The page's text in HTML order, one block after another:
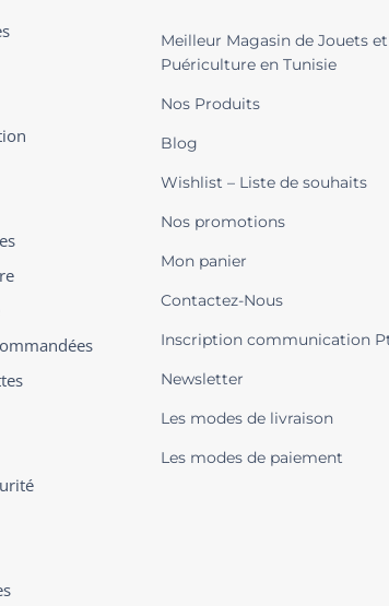
Meilleur Magasin de Jouets et
Puériculture en Tunisie
Nos Produits
Blog
Wishlist – Liste de souhaits
Nos promotions
Mon panier
Contactez-Nous
Inscription communication
Newsletter
Les modes de livraison
Les modes de paiement